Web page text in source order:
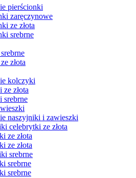
pierścionki
zaręczynowe
ze złota
srebrne
złota
kolczyki
złota
srebrne
naszyjniki i zawieszki
celebrytki ze złota
ze złota
ze złota
srebrne
srebrne
srebrne